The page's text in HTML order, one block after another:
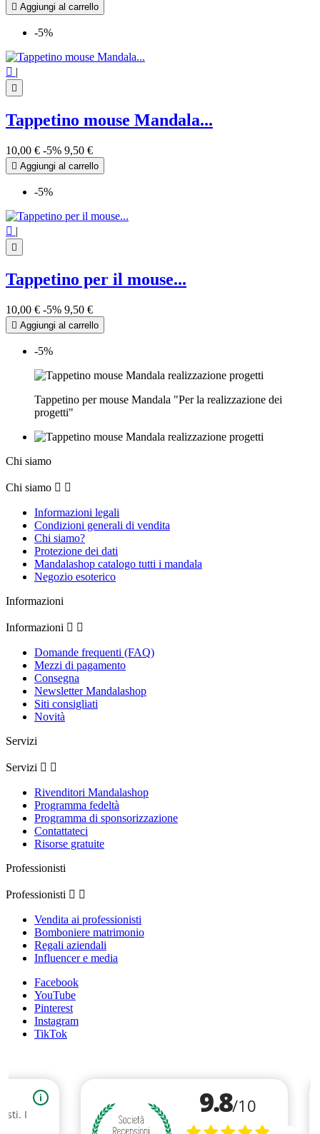
 Aggiungi al carrello
-5%
 |

Tappetino mouse Mandala...
10,00 € -5% 9,50 €
 Aggiungi al carrello
-5%
 |

Tappetino per il mouse...
10,00 € -5% 9,50 €
 Aggiungi al carrello
-5%
Tappetino per mouse Mandala "Per la realizzazione dei
progetti"
Chi siamo
Chi siamo  
Informazioni legali
Condizioni generali di vendita
Chi siamo?
Protezione dei dati
Mandalashop catalogo tutti i mandala
Negozio esoterico
Informazioni
Informazioni  
Domande frequenti (FAQ)
Mezzi di pagamento
Consegna
Newsletter Mandalashop
Siti consigliati
Novità
Servizi
Servizi  
Rivenditori Mandalashop
Programma fedeltà
Programma di sponsorizzazione
Contattateci
Risorse gratuite
Professionisti
Professionisti  
Vendita ai professionisti
Bomboniere matrimonio
Regali aziendali
Influencer e media
Facebook
YouTube
Pinterest
Instagram
TikTok